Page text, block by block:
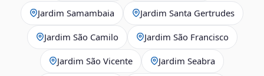
Jardim Samambaia Jardim Santa Gertrudes
Jardim São Camilo Jardim São Francisco
Jardim São Vicente Jardim Seabra